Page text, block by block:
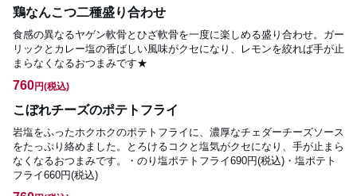
鶏なんこつ二種盛り合わせ
食感の異なるヤゲン軟骨とひざ軟骨を一度に楽しめる盛り合わせ。ガー
リックとカレー塩の香ばしい風味がクセになり、レモンを絞れば手が止
まらなくなるおつまみです★
760円(税込)
こぼれチーズのポテトフライ
岩塩をふったホクホクのポテトフライに、濃厚なチェダーチーズソース
をたっぷり絡めました。とろけるコクと塩気がクセになり、手が止まら
なくなるおつまみです。・のり塩ポテトフライ690円(税込)・塩ポテト
フライ660円(税込)